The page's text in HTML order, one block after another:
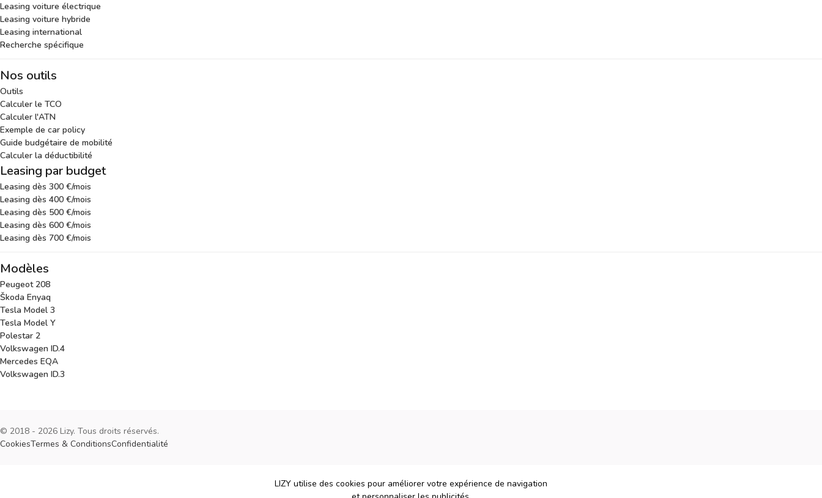
Leasing voiture électrique
Leasing voiture hybride
Leasing international
Recherche spécifique
Nos outils
Outils
Calculer le TCO
Calculer l'ATN
Exemple de car policy
Guide budgétaire de mobilité
Calculer la déductibilité
Leasing par budget
Leasing dès 300 €/mois
Leasing dès 400 €/mois
Leasing dès 500 €/mois
Leasing dès 600 €/mois
Leasing dès 700 €/mois
Modèles
Peugeot 208
Škoda Enyaq
Tesla Model 3
Tesla Model Y
Polestar 2
Volkswagen ID.4
Mercedes EQA
Volkswagen ID.3
© 2018 - 2026 Lizy. Tous droits réservés.
CookiesTermes & ConditionsConfidentialité
LIZY utilise des cookies pour améliorer votre expérience de navigation